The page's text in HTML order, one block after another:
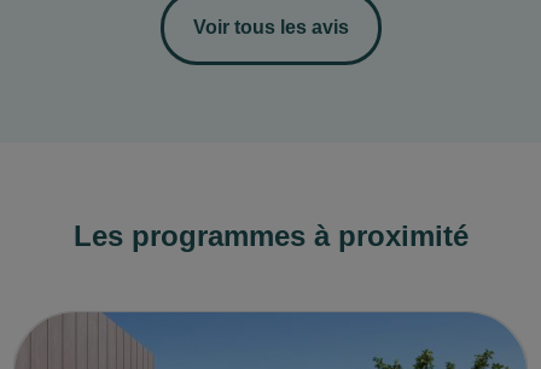
Voir tous les avis
Les programmes à proximité